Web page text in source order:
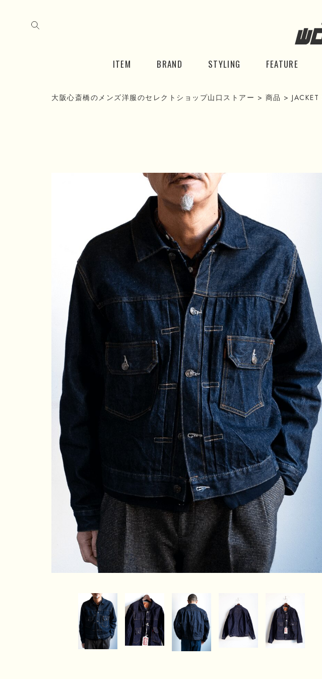
ITEM BRAND STYLING FEATURE
大阪心斎橋のメンズ洋服のセレクトショップ山口ストアー > 商品 > JACKET